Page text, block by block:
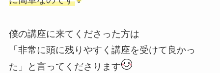
僕の講座に来てくださった方は
「非常に頭に残りやすく講座を受けて良かっ
た」と言ってくださります